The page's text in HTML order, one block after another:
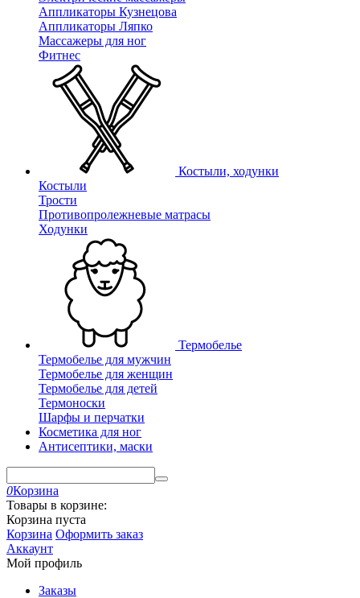
Аппликаторы Кузнецова
Аппликаторы Ляпко
Массажеры для ног
Фитнес
Костыли, ходунки
Костыли
Трости
Противопролежневые матрасы
Ходунки
Термобелье
Термобелье для мужчин
Термобелье для женщин
Термобелье для детей
Термоноски
Шарфы и перчатки
Косметика для ног
Антисептики, маски
0Корзина
Товары в корзине:
Корзина пуста
Корзина Оформить заказ
Аккаунт
Мой профиль
Заказы